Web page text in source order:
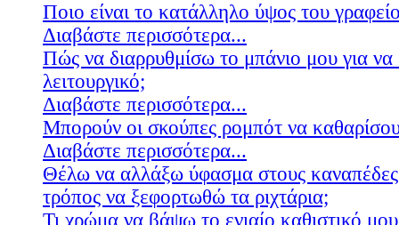
Ποιο είναι το κατάλληλο ύψος του
Διαβάστε περισσότερα...
Πώς να διαρρυθμίσω το μπάνιο μου για να
λειτουργικό;
Διαβάστε περισσότερα...
Μπορούν οι σκούπες ρομπότ να
Διαβάστε περισσότερα...
Θέλω να αλλάξω ύφασμα στους
τρόπος να ξεφορτωθώ τα ριχτάρια;
Τι χρώμα να βάψω το ενιαίο καθιστικό